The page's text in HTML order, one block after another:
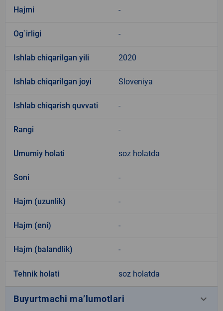
Hajmi -
Og`irligi -
Ishlab chiqarilgan yili 2020
Ishlab chiqarilgan joyi Sloveniya
Ishlab chiqarish quvvati -
Rangi -
Umumiy holati soz holatda
Soni -
Hajm (uzunlik) -
Hajm (eni) -
Hajm (balandlik) -
Tehnik holati soz holatda
Buyurtmachi ma’lumotlari keyboard_arrow_down